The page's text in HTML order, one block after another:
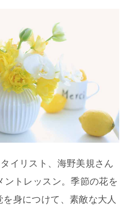
イリスト、海野美規さん
ントレッスン。季節の花を
身につけて、素敵な大人